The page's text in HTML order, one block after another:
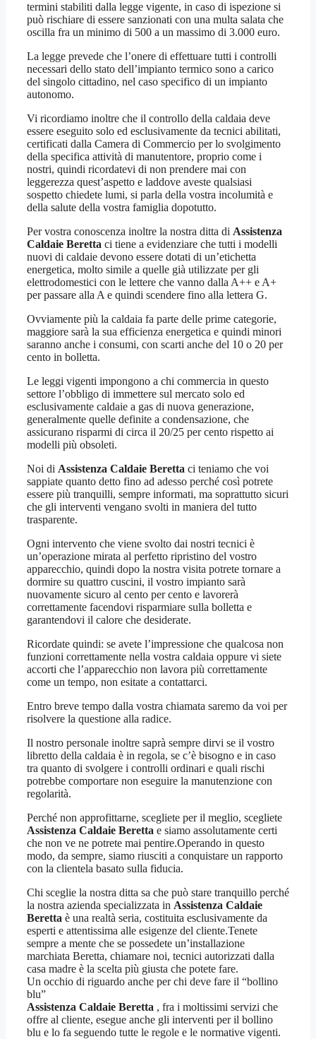
termini stabiliti dalla legge vigente, in caso di ispezione si
può rischiare di essere sanzionati con una multa salata che
oscilla fra un minimo di 500 a un massimo di 3.000 euro.
La legge prevede che l’onere di effettuare tutti i controlli
necessari dello stato dell’impianto termico sono a carico
del singolo cittadino, nel caso specifico di un impianto
autonomo.
Vi ricordiamo inoltre che il controllo della caldaia deve
essere eseguito solo ed esclusivamente da tecnici abilitati,
certificati dalla Camera di Commercio per lo svolgimento
della specifica attività di manutentore, proprio come i
nostri, quindi ricordatevi di non prendere mai con
leggerezza quest’aspetto e laddove aveste qualsiasi
sospetto chiedete lumi, si parla della vostra incolumità e
della salute della vostra famiglia dopotutto.
Per vostra conoscenza inoltre la nostra ditta di Assistenza
Caldaie Beretta ci tiene a evidenziare che tutti i modelli
nuovi di caldaie devono essere dotati di un’etichetta
energetica, molto simile a quelle già utilizzate per gli
elettrodomestici con le lettere che vanno dalla A++ e A+
per passare alla A e quindi scendere fino alla lettera G.
Ovviamente più la caldaia fa parte delle prime categorie,
maggiore sarà la sua efficienza energetica e quindi minori
saranno anche i consumi, con scarti anche del 10 o 20 per
cento in bolletta.
Le leggi vigenti impongono a chi commercia in questo
settore l’obbligo di immettere sul mercato solo ed
esclusivamente caldaie a gas di nuova generazione,
generalmente quelle definite a condensazione, che
assicurano risparmi di circa il 20/25 per cento rispetto ai
modelli più obsoleti.
Noi di Assistenza Caldaie Beretta ci teniamo che voi
sappiate quanto detto fino ad adesso perché così potrete
essere più tranquilli, sempre informati, ma soprattutto sicuri
che gli interventi vengano svolti in maniera del tutto
trasparente.
Ogni intervento che viene svolto dai nostri tecnici è
un’operazione mirata al perfetto ripristino del vostro
apparecchio, quindi dopo la nostra visita potrete tornare a
dormire su quattro cuscini, il vostro impianto sarà
nuovamente sicuro al cento per cento e lavorerà
correttamente facendovi risparmiare sulla bolletta e
garantendovi il calore che desiderate.
Ricordate quindi: se avete l’impressione che qualcosa non
funzioni correttamente nella vostra caldaia oppure vi siete
accorti che l’apparecchio non lavora più correttamente
come un tempo, non esitate a contattarci.
Entro breve tempo dalla vostra chiamata saremo da voi per
risolvere la questione alla radice.
Il nostro personale inoltre saprà sempre dirvi se il vostro
libretto della caldaia è in regola, se c’è bisogno e in caso
tra quanto di svolgere i controlli ordinari e quali rischi
potrebbe comportare non eseguire la manutenzione con
regolarità.
Perché non approfittarne, scegliete per il meglio, scegliete
Assistenza Caldaie Beretta e siamo assolutamente certi
che non ve ne potrete mai pentire.Operando in questo
modo, da sempre, siamo riusciti a conquistare un rapporto
con la clientela basato sulla fiducia.
Chi sceglie la nostra ditta sa che può stare tranquillo perché
la nostra azienda specializzata in Assistenza Caldaie
Beretta è una realtà seria, costituita esclusivamente da
esperti e attentissima alle esigenze del cliente.Tenete
sempre a mente che se possedete un’installazione
marchiata Beretta, chiamare noi, tecnici autorizzati dalla
casa madre è la scelta più giusta che potete fare.
Un occhio di riguardo anche per chi deve fare il “bollino
blu”
Assistenza Caldaie Beretta , fra i moltissimi servizi che
offre al cliente, esegue anche gli interventi per il bollino
blu e lo fa seguendo tutte le regole e le normative vigenti.